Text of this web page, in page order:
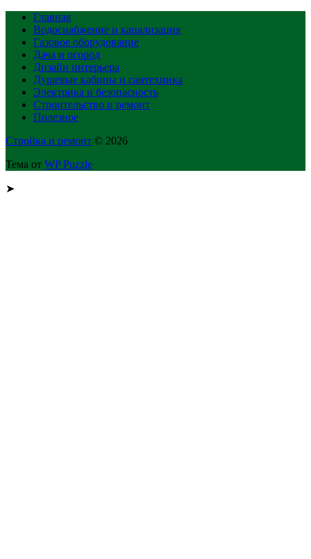
Главная
Водоснабжение и канализация
Газовое оборудование
Дача и огород
Дизайн интерьера
Душевые кабины и сантехника
Электрика и безопасность
Строительство и ремонт
Полезное
Стройка и ремонт © 2026
Тема от WP Puzzle
➤